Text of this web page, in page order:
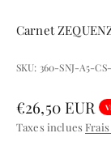
Carnet
SKU: 360-SNJ-A5-
Prix de vente
€26,50 EUR
Taxes inclues